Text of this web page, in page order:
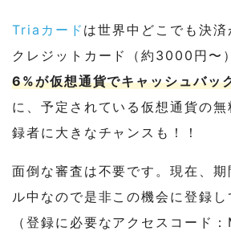
Triaカード は世界中どこでも決
クレジットカード（約3000円〜
6%が仮想通貨でキャッシュバッ
に、予定されている仮想通貨の
録者に大きなチャンスも！！
面倒な審査は不要です。現在、
ル中なので是非この機会に登録し
（登録に必要なアクセスコード